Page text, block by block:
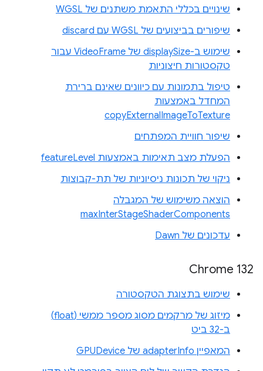
שינויים בכללי התאמת משתנים של WGSL
שיפורים בביצועים של WGSL עם discard
שימוש ב-displaySize של VideoFrame עבור
טקסטורות חיצוניות
טיפול בתמונות עם כיוונים שאינם ברירת
המחדל באמצעות
copyExternalImageToTexture
שיפור חוויית המפתחים
הפעלת מצב תאימות באמצעות featureLevel
ניקוי של תכונות ניסיוניות של תת-קבוצות
הוצאה משימוש של המגבלה
maxInterStageShaderComponents
עדכונים של Dawn
Chrome 132
שימוש בתצוגת הטקסטורה
מיזוג של מרקמים מסוג מספר ממשי (float)
ב-32 ביט
המאפיין adapterInfo של GPUDevice